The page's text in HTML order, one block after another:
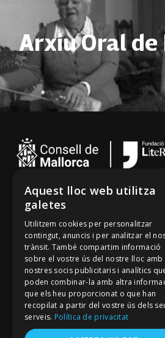
Arxiu Oral de
Cançoner
Tradicionari
Arxiu Oral
Contacte
Segueix-nos
Mallorca Oral, un projecte de
Avís legal
Aquest lloc web utilitza
galetes
Utilitzem cookies per personalitzar
contingut, anuncis i per analitzar el
trànsit. També compartim informació
sobre el vostre ús del nostre lloc amb
nostres socis publicitaris i analítics
poden combinar-la amb altra
que els heu proporcionat o que han
recopilat a partir del vostre ús dels
serveis. Política de privacitat